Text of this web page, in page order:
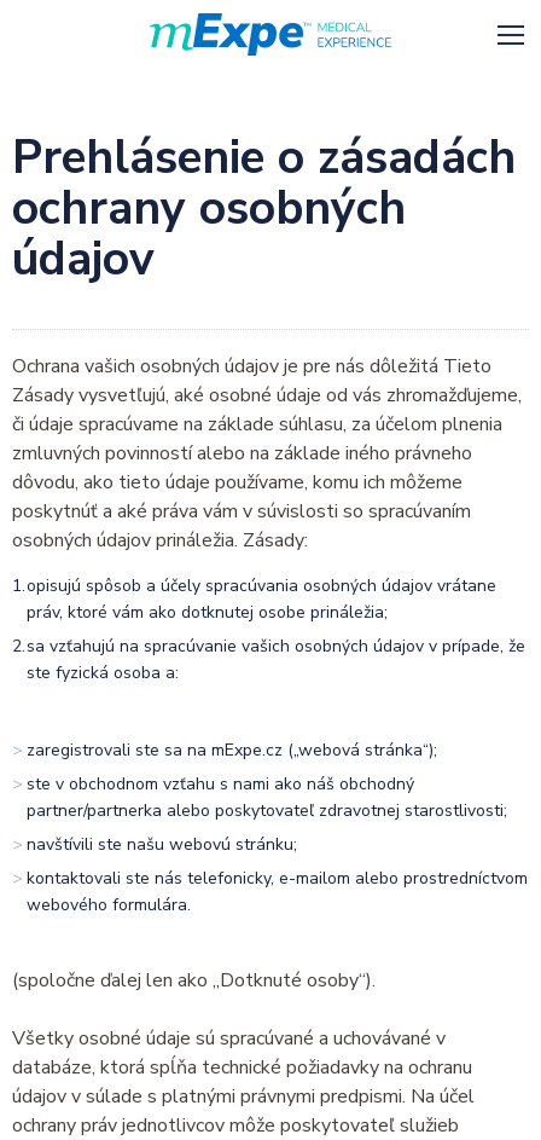
Prehlásenie o zásadách
ochrany osobných
údajov
Ochrana vašich osobných údajov je pre nás dôležitá Tieto
Zásady vysvetľujú, aké osobné údaje od vás zhromažďujeme,
či údaje spracúvame na základe súhlasu, za účelom plnenia
zmluvných povinností alebo na základe iného právneho
dôvodu, ako tieto údaje používame, komu ich môžeme
poskytnúť a aké práva vám v súvislosti so spracúvaním
osobných údajov prináležia. Zásady:
opisujú spôsob a účely spracúvania osobných údajov vrátane
práv, ktoré vám ako dotknutej osobe prináležia;
sa vzťahujú na spracúvanie vašich osobných údajov v prípade, že
ste fyzická osoba a:
zaregistrovali ste sa na mExpe.cz („webová stránka“);
ste v obchodnom vzťahu s nami ako náš obchodný
partner/partnerka alebo poskytovateľ zdravotnej starostlivosti;
navštívili ste našu webovú stránku;
kontaktovali ste nás telefonicky, e-mailom alebo prostredníctvom
webového formulára.
(spoločne ďalej len ako „Dotknuté osoby“).
Všetky osobné údaje sú spracúvané a uchovávané v
databáze, ktorá spĺňa technické požiadavky na ochranu
údajov v súlade s platnými právnymi predpismi. Na účel
ochrany práv jednotlivcov môže poskytovateľ služieb